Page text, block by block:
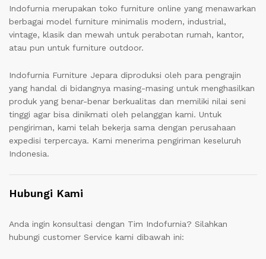
Indofurnia merupakan toko furniture online yang menawarkan
berbagai model furniture minimalis modern, industrial,
vintage, klasik dan mewah untuk perabotan rumah, kantor,
atau pun untuk furniture outdoor.
Indofurnia Furniture Jepara diproduksi oleh para pengrajin
yang handal di bidangnya masing-masing untuk menghasilkan
produk yang benar-benar berkualitas dan memiliki nilai seni
tinggi agar bisa dinikmati oleh pelanggan kami. Untuk
pengiriman, kami telah bekerja sama dengan perusahaan
expedisi terpercaya. Kami menerima pengiriman keseluruh
Indonesia.
Hubungi Kami
Anda ingin konsultasi dengan Tim Indofurnia? Silahkan
hubungi customer Service kami dibawah ini: